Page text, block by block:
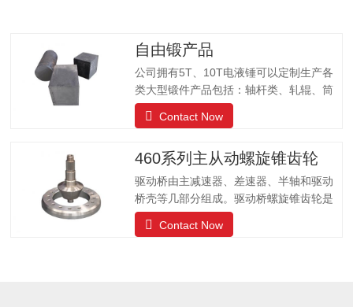
自由锻产品
公司拥有5T、10T电液锤可以定制生产各
类大型锻件产品包括：轴杆类、轧辊、筒
体类、阀体、车轮、齿轮、齿圈、环形、
方块、模块、锻圆、不锈钢等锻件产品；
械、造船、军工、汽车、模具等行业所广
泛使用。锻打80kg-15000kg的各种自由锻
锻件
Contact Now
460系列主从动螺旋锥齿轮
驱动桥由主减速器、差速器、半轴和驱动
桥壳等几部分组成。驱动桥螺旋锥齿轮是
一种在两相交轴之间传递扭矩的曲线齿
轮，功用是将传动轴传来的力按一定的传
Contact Now